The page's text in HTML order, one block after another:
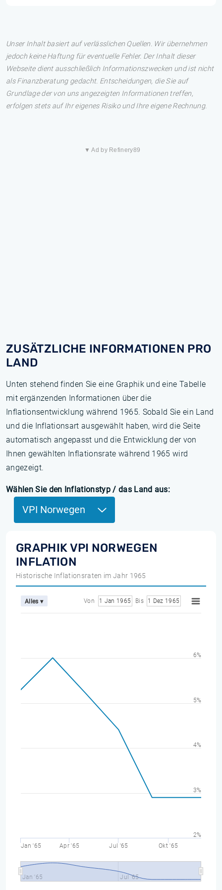
Unser Inhalt basiert auf verlässlichen Quellen. Wir übernehmen
jedoch keine Haftung für eventuelle Fehler. Der Inhalt dieser
Webseite dient ausschließlich Informationszwecken und ist nicht
als Finanzberatung gedacht. Entscheidungen, die Sie auf
Grundlage der von uns angezeigten Informationen treffen,
erfolgen stets auf Ihr eigenes Risiko und Ihre eigene Rechnung.
▼ Ad by Refinery89
ZUSÄTZLICHE INFORMATIONEN PRO
LAND
Unten stehend finden Sie eine Graphik und eine Tabelle
mit ergänzenden Informationen über die
Inflationsentwicklung während 1965. Sobald Sie ein Land
und die Inflationsart ausgewählt haben, wird die Seite
automatisch angepasst und die Entwicklung der von
Ihnen gewählten Inflationsrate während 1965 wird
angezeigt.
Wählen Sie den Inflationstyp / das Land aus:
VPI Norwegen
GRAPHIK VPI NORWEGEN
INFLATION
Historische Inflationsraten im Jahr 1965
Alles ▾ Von 1 Jan 1965 Bis 1 Dez 1965
Jan '65 Apr '65 Jul '65 Okt '65
Jan '65 Jul '65
2%
3%
4%
5%
6%